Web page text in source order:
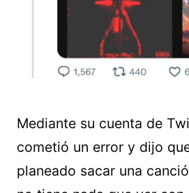
Mediante su cuenta de
cometió un error y dijo
planeado sacar una